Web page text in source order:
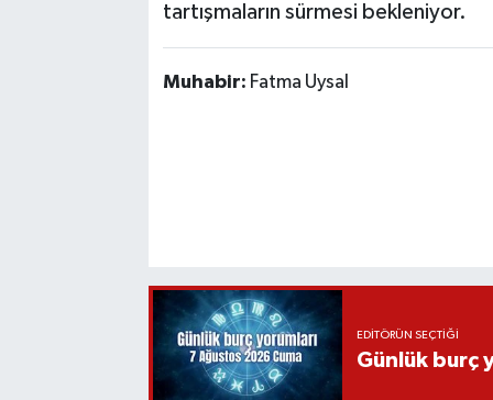
tartışmaların sürmesi bekleniyor.
Muhabir: Fatma Uysal
EDITÖRÜN SEÇTIĞI
Günlük burç